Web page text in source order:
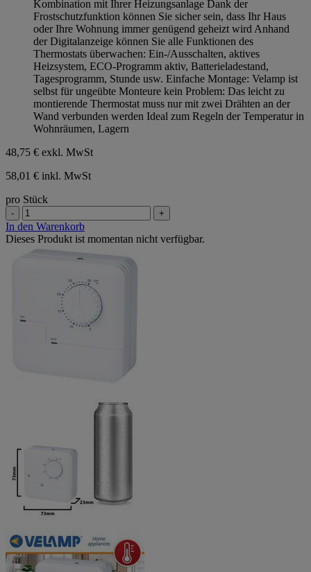
Kombination mit Ihrer Heizungsanlage Dank der
Frostschutzfunktion können Sie sicher sein, dass Ihr Haus
oder Ihre Wohnung immer genügend geheizt wird Anhand
der Digitalanzeige können Sie alle Funktionen des
Thermostats überwachen: Ein-/Ausschalten, aktives
Heizsystem, ECO-Programm aktiv, Batterieladestand,
Tagesprogramm, Stunde usw. Einfache Montage: Velamp ist
selbst für ungeübte Monteure kein Problem: Das leicht zu
montierende Thermostat muss nur mit zwei Drähten an der
Wand verbunden werden Ideal zum Regeln der Temperatur in
Wohnräumen, Lagern
48,75 € exkl. MwSt
58,01 € inkl. MwSt
pro Stück
- +
In den Warenkorb
Dieses Produkt ist momentan nicht verfügbar.